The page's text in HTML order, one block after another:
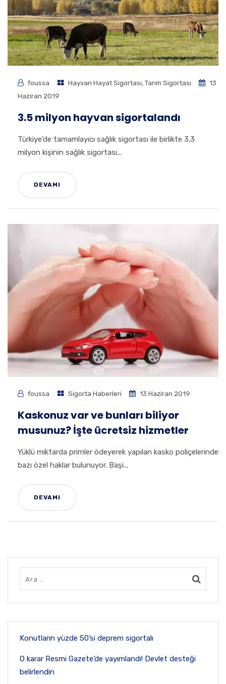
foussa Hayvan Hayat Sigortası,Tarım Sigortası
13
Haziran 2019
3.5 milyon hayvan sigortalandı
Türkiye’de tamamlayıcı sağlık sigortası ile birlikte 3.3
milyon kişinin sağlık sigortası...
DEVAMI
foussa Sigorta Haberleri 13 Haziran 2019
Kaskonuz var ve bunları biliyor
musunuz? İşte ücretsiz hizmetler
Yüklü miktarda primler ödeyerek yapılan kasko poliçelerinde
bazı özel haklar bulunuyor. Başi...
DEVAMI
Konutların yüzde 50’si deprem sigortalı
O karar Resmi Gazete’de yayımlandı! Devlet desteği
belirlendin